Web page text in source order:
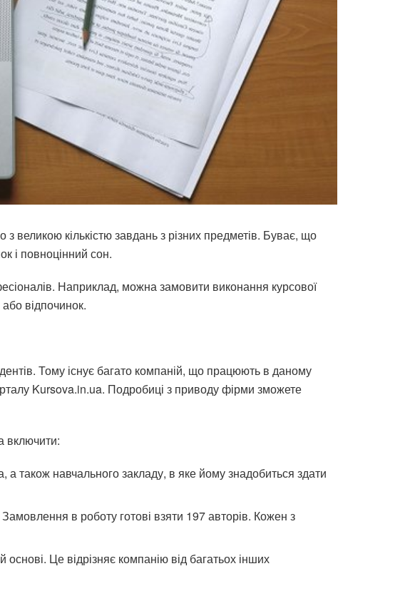
великою кількістю завдань з різних предметів. Буває, що
і повноцінний сон.
Наприклад, можна замовити виконання курсової
відпочинок.
Тому існує багато компаній, що працюють в даному
Kursova.in.ua. Подробиці з приводу фірми зможете
включити:
а також навчального закладу, в яке йому знадобиться здати
в роботу готові взяти 197 авторів. Кожен з
Це відрізняє компанію від багатьох інших